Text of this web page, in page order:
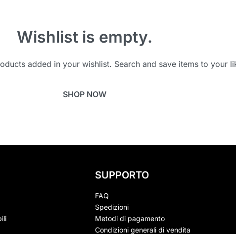
Wishlist is empty.
added in your wishlist. Search and save items to your
SHOP NOW
SUPPORTO
FAQ
Spedizioni
Metodi di pagamento
Condizioni generali di vendita